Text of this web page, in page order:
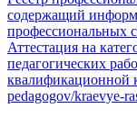
содержащий
профессиональных
Аттестация на
педагогических
квалификационной
pedagogov/kraevye-